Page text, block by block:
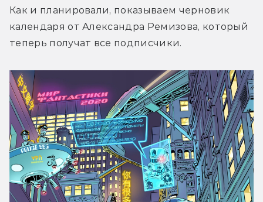
Как и планировали, показываем черновик
календаря от Александра Ремизова, который
теперь получат все подписчики.